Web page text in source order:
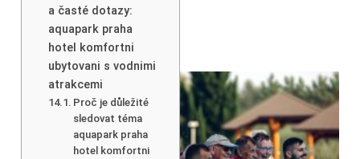
a časté dotazy:
aquapark praha
hotel komfortni
ubytovani s vodnimi
atrakcemi
Proč je důležité
sledovat téma
aquapark praha
hotel komfortni